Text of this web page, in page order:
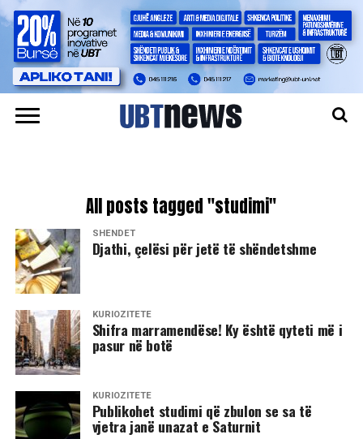
All posts tagged "studimi"
SHËNDET
Djathi, çelësi për jetë të shëndetshme
KURIOZITETE
Shifra marramendëse! Ky është qyteti më i
pasur në botë
KURIOZITETE
Publikohet studimi që zbulon se sa të
vjetra janë unazat e Saturnit